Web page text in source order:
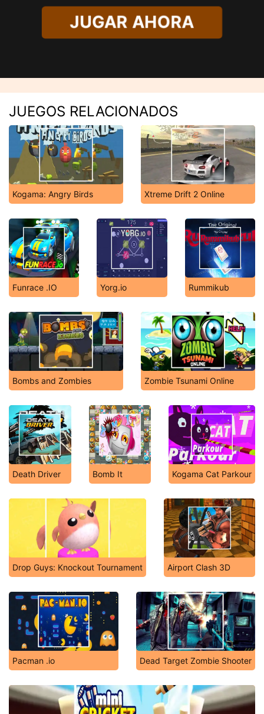
JUGAR AHORA
JUEGOS RELACIONADOS
Kogama: Angry Birds Xtreme Drift 2 Online
Funrace .IO Yorg.io Rummikub
Bombs and Zombies Zombie Tsunami Online
Death Driver Bomb It Kogama Cat Parkour
Drop Guys: Knockout Tournament Airport Clash 3D
Pacman .io Dead Target Zombie Shooter